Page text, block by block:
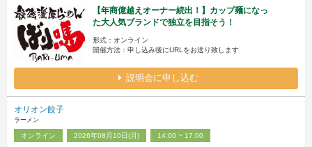
【年商億越えオーナー続出！】カップ麺になっ
た大人気ブランドで独立を目指そう！
形式：オンライン
開催方法：申し込み後にURLをお送り致します
説明会に申し込む
オリオン餃子
ラーメン
オンライン 2026年08月10日(月) 14:00 ~ 17:00